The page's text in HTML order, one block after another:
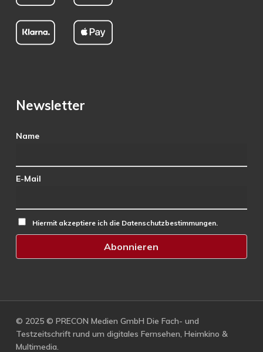
Newsletter
Name
E-Mail
Hiermit akzeptiere ich die Datenschutzbestimmungen.
© 2025 © PRECON Medien GmbH Die Fach- und
Testzeitschrift rund um digitales Fernsehen, Heimkino &
Multimedia.